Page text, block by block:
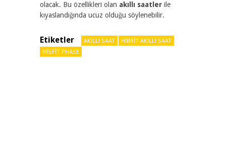
olacak. Bu özellikleri olan akıllı saatler ile
kıyaslandığında ucuz olduğu söylenebilir.
Etiketler AKILLI SAAT
HIBRIT AKILLI SAAT
MISFIT PHASE